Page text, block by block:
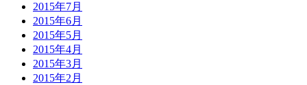
2015年7月
2015年6月
2015年5月
2015年4月
2015年3月
2015年2月